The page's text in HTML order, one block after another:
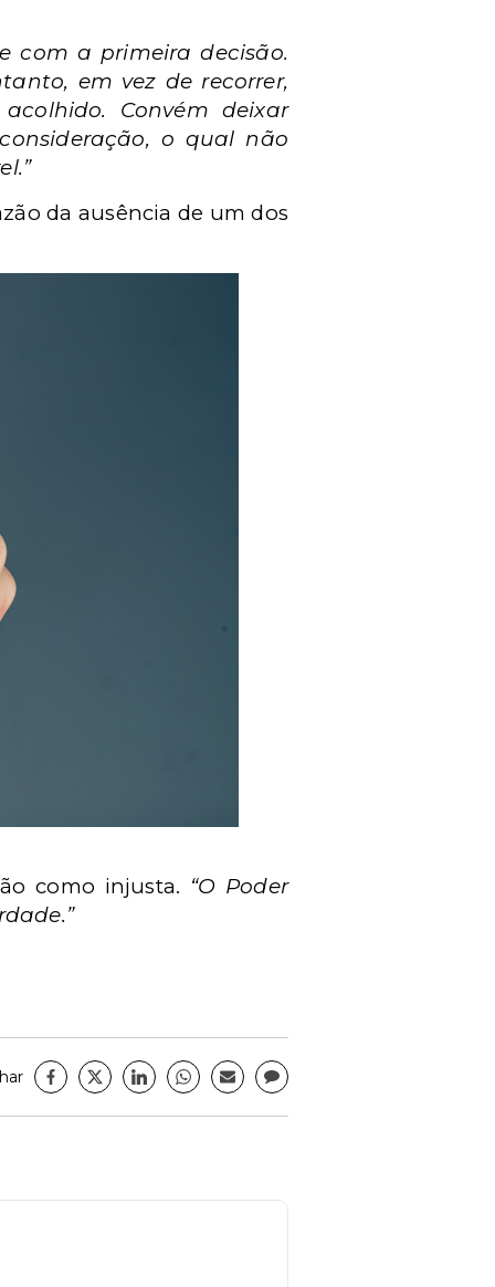
com a primeira decisão.
em vez de recorrer,
Convém deixar
o qual não
da ausência de um dos
como injusta. “O Poder